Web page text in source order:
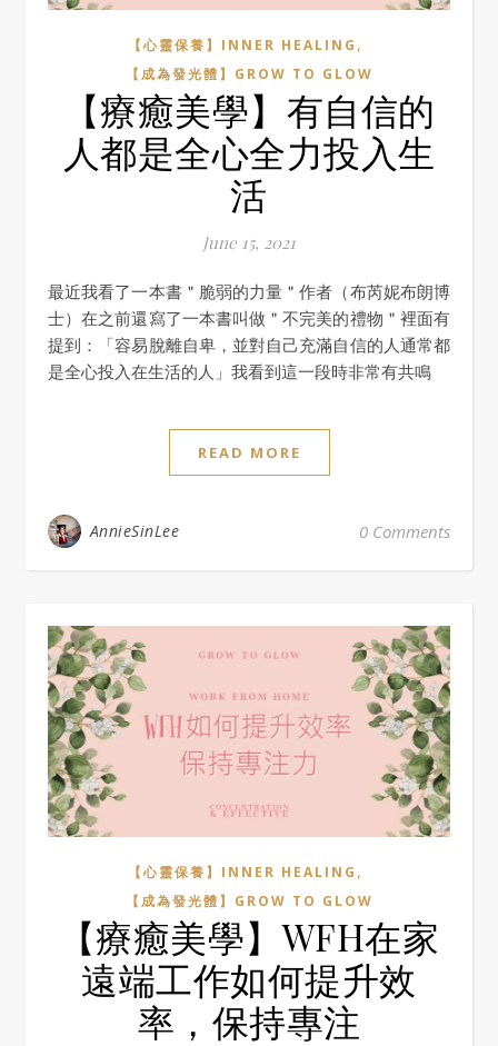
【心靈保養】INNER HEALING ,
【成為發光體】GROW TO GLOW
【療癒美學】有自信的
人都是全心全力投入生
活
June 15, 2021
最近我看了一本書＂脆弱的力量＂作者（布芮妮布朗博
士）在之前還寫了一本書叫做＂不完美的禮物＂裡面有
提到：「容易脫離自卑，並對自己充滿自信的人通常都
是全心投入在生活的人」我看到這一段時非常有共鳴
READ MORE
AnnieSinLee 0 Comments
【心靈保養】INNER HEALING ,
【成為發光體】GROW TO GLOW
【療癒美學】WFH在家
遠端工作如何提升效
率，保持專注